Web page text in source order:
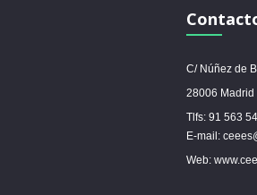
C/ Núñez de
28006 Madrid
Tlfs: 91 563
E-mail:
Web: